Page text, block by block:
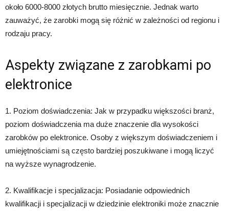
około 6000-8000 złotych brutto miesięcznie. Jednak warto
zauważyć, że zarobki mogą się różnić w zależności od regionu i
rodzaju pracy.
Aspekty związane z zarobkami po
elektronice
1. Poziom doświadczenia: Jak w przypadku większości branż,
poziom doświadczenia ma duże znaczenie dla wysokości
zarobków po elektronice. Osoby z większym doświadczeniem i
umiejętnościami są często bardziej poszukiwane i mogą liczyć
na wyższe wynagrodzenie.
2. Kwalifikacje i specjalizacja: Posiadanie odpowiednich
kwalifikacji i specjalizacji w dziedzinie elektroniki może znacznie